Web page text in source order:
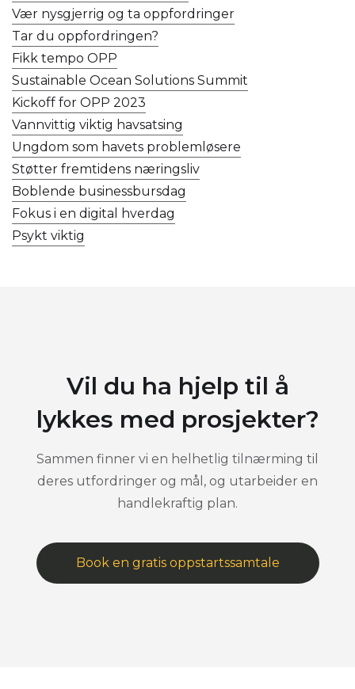
Vær nysgjerrig og ta oppfordringer
Tar du oppfordringen?
Fikk tempo OPP
Sustainable Ocean Solutions Summit
Kickoff for OPP 2023
Vannvittig viktig havsatsing
Ungdom som havets problemløsere
Støtter fremtidens næringsliv
Boblende businessbursdag
Fokus i en digital hverdag
Psykt viktig
Vil du ha hjelp til å
lykkes med prosjekter?
Sammen finner vi en helhetlig tilnærming til
deres utfordringer og mål, og utarbeider en
handlekraftig plan.
Book en gratis oppstartssamtale